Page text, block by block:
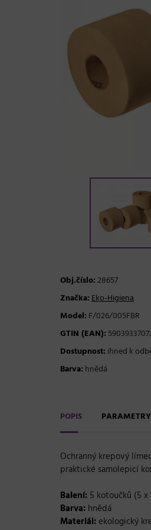
Obj.číslo:28657
Značka:Eko-Higiena
Model: F/026/005FBR
GTIN (EAN):
Dostupnost: ihned k
Barva: hnědá
POPIS PARAMETRY
Ochranný krepový límec
praktické samolepicí
Balení: 5 kotoučků (5 x
Barva: hnědá
Materiál: ekologický